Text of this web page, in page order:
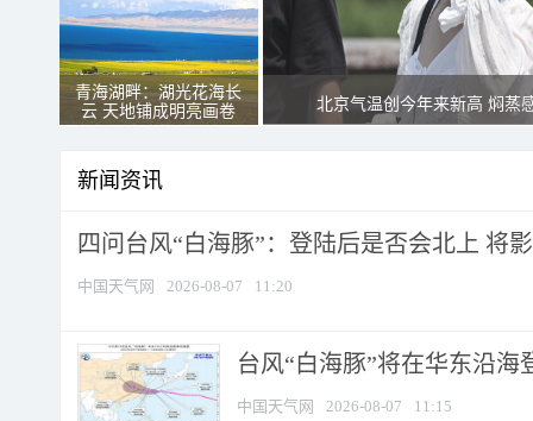
青海湖畔：湖光花海长
云 天地铺成明亮画卷
北京气温创今年来新高 焖蒸
新闻资讯
四问台风“白海豚”：登陆后是否会北上 将
中国天气网 2026-08-07 11:20
台风“白海豚”将在华东沿
中国天气网 2026-08-07 11:15